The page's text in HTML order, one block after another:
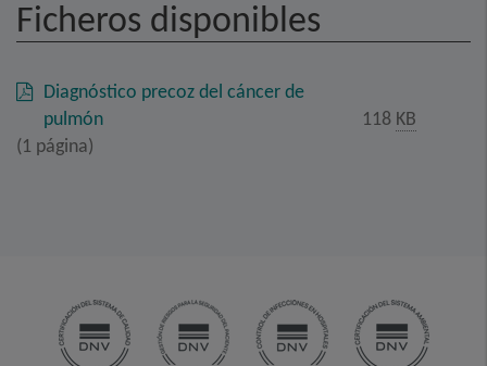
Ficheros disponibles
Diagnóstico precoz del cáncer de
pulmón
118 KB
(1 página)